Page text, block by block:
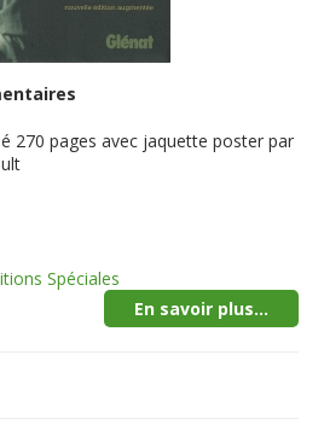
270 pages avec jaquette poster par
Spéciales
En savoir plus...